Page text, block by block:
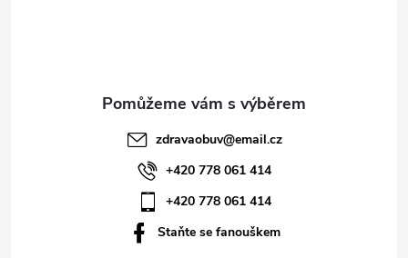
zdravaobuv@email.cz
+420 778 061 414
+420 778 061 414
Staňte se fanouškem